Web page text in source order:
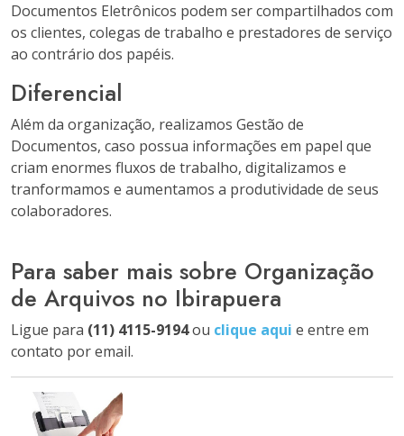
Documentos Eletrônicos podem ser compartilhados com
os clientes, colegas de trabalho e prestadores de serviço
ao contrário dos papéis.
Diferencial
Além da organização, realizamos Gestão de
Documentos, caso possua informações em papel que
criam enormes fluxos de trabalho, digitalizamos e
tranformamos e aumentamos a produtividade de seus
colaboradores.
Para saber mais sobre Organização
de Arquivos no Ibirapuera
Ligue para (11) 4115-9194ou clique aqui e entre em
contato por email.